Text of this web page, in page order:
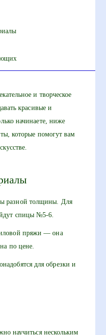
и творческое
красивые и
начинаете, ниже
которые помогут вам
разной толщины. Для
спицы №5-6.
пряжи — она
по цене.
для обрезки и
научиться нескольким